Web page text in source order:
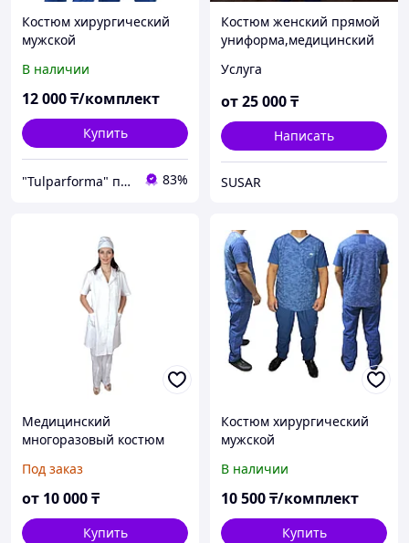
Костюм хирургический
мужской
В наличии
12 000₸/комплект
Купить
"Tulparforma" производственно-торговая компания. Спецодежда, Спецобувь, СИЗ в Алмате 83%
Костюм женский прямой
униформа,медицинский
Услуга
от25 000₸
Написать
SUSAR
Медицинский
многоразовый костюм
Под заказ
от 10 000₸
Купить
Костюм хирургический
мужской
В наличии
10 500₸/комплект
Купить